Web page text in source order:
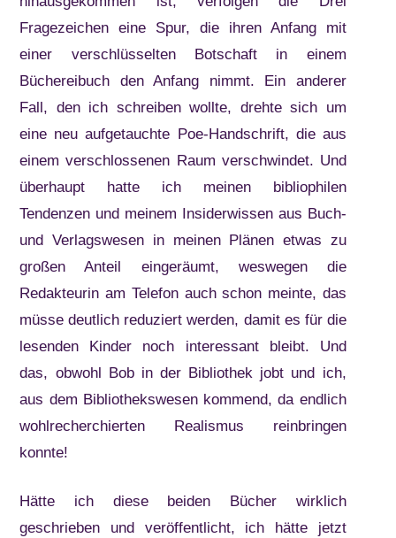
Fragezeichen eine Spur, die ihren Anfang mit
einer verschlüsselten Botschaft in einem
Büchereibuch den Anfang nimmt. Ein anderer
Fall, den ich schreiben wollte, drehte sich um
eine neu aufgetauchte Poe-Handschrift, die aus
einem verschlossenen Raum verschwindet. Und
überhaupt hatte ich meinen bibliophilen
Tendenzen und meinem Insiderwissen aus Buch-
und Verlagswesen in meinen Plänen etwas zu
großen Anteil eingeräumt, weswegen die
Redakteurin am Telefon auch schon meinte, das
müsse deutlich reduziert werden, damit es für die
lesenden Kinder noch interessant bleibt. Und
das, obwohl Bob in der Bibliothek jobt und ich,
aus dem Bibliothekswesen kommend, da endlich
wohlrecherchierten Realismus reinbringen
konnte!
Hätte ich diese beiden Bücher wirklich
geschrieben und veröffentlicht, ich hätte jetzt